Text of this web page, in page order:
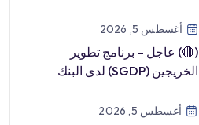
2026م): […]أغسطس 5, 2026
(🔴) عاجل – برنامج تطوير
الخريجين (SGDP) لدى البنك
نساء) لعا […]
أغسطس 5, 2026